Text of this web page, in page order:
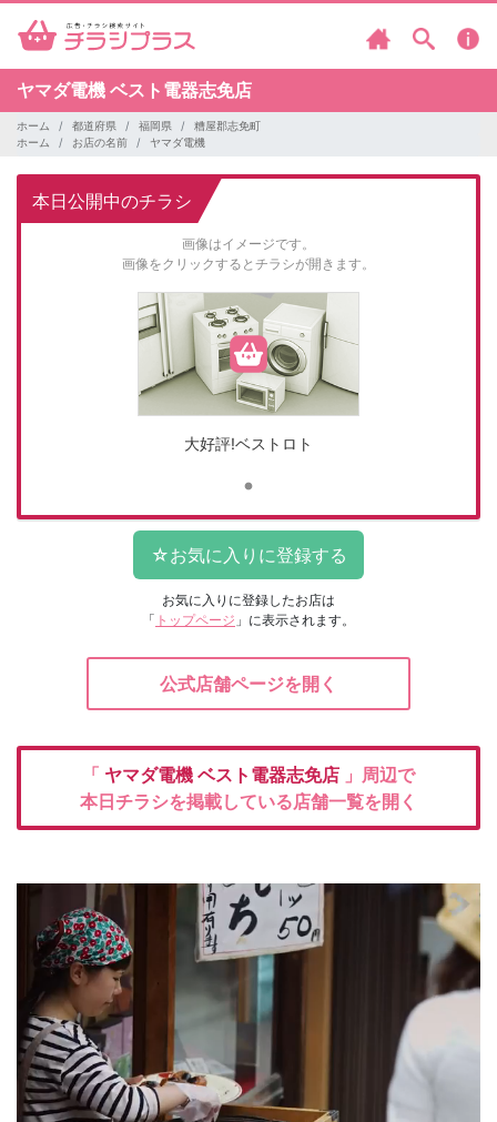
ヤマダ電機 ベスト電器志免店
ホーム 都道府県 福岡県
糟屋郡志免町
ホーム
お店の名前 ヤマダ電機
本日公開中のチラシ
画像はイメージです。
画像をクリックするとチラシが開きます。
大好評!ベストロト
お気に入りに登録したお店は
「 トップページ 」に表示されます。
公式店舗ページを開く
「 ヤマダ電機 ベスト電器志免店 」周辺で
本日チラシを掲載している店舗一覧を開く